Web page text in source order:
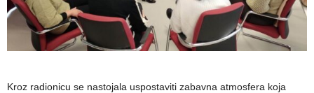
Kroz radionicu se nastojala uspostaviti zabavna atmosfera koja